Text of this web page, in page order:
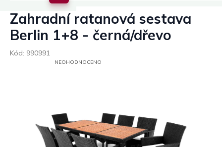
Zahradní ratanová sestava
Berlin 1+8 - černá/dřevo
Kód: 990991
PRŮMĚRNÉ
HVĚZDIČEK.
NEOHODNOCENO